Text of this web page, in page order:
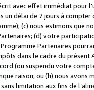
avec effet immédiat pour
délai de 7 jours à
(c) nous estimons que
(d) votre
Partenaires
dans le cadre du présent
(ou suspendu votre
raison; ou (h) nous avons
limitation aux fins de